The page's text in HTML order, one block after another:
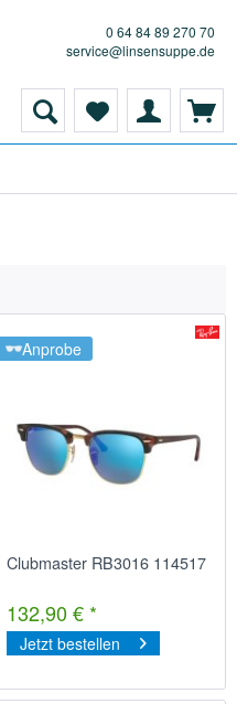
0 64 84 89 270 70
service@linsensuppe.de
Anprobe
Clubmaster RB3016 114517
132,90 € *
Jetzt bestellen